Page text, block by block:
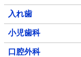
入れ歯
小児歯科
口腔外科